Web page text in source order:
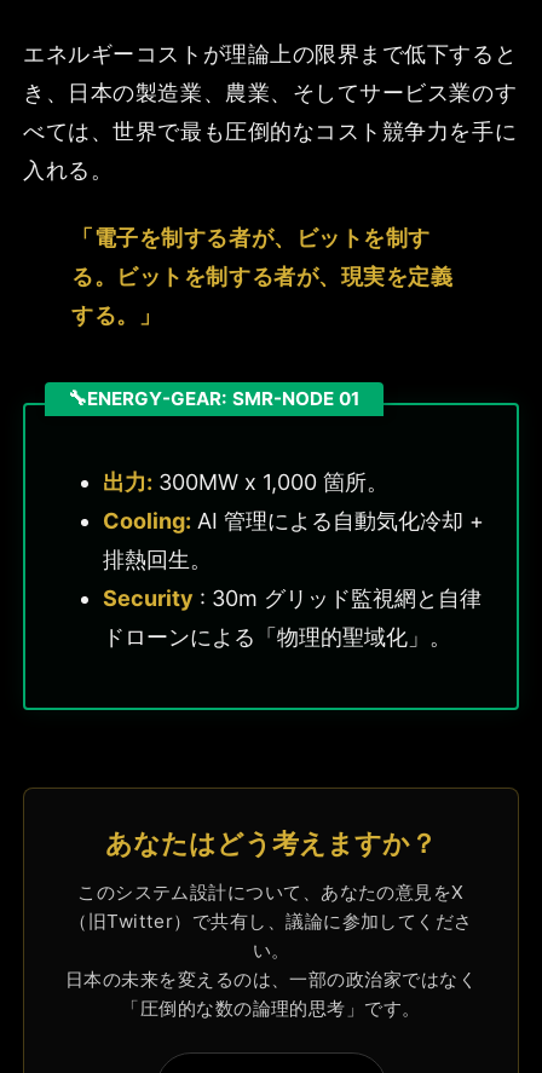
エネルギーコストが理論上の限界まで低下すると
き、日本の製造業、農業、そしてサービス業のす
べては、世界で最も圧倒的なコスト競争力を手に
入れる。
「電子を制する者が、ビットを制す
る。ビットを制する者が、現実を定義
する。」
ENERGY-GEAR: SMR-NODE 01
出力: 300MW x 1,000 箇所。
Cooling: AI 管理による自動気化冷却 +
排熱回生。
Security : 30m グリッド監視網と自律
ドローンによる「物理的聖域化」。
あなたはどう考えますか？
このシステム設計について、あなたの意見をX
（旧Twitter）で共有し、議論に参加してくださ
い。
日本の未来を変えるのは、一部の政治家ではなく
「圧倒的な数の論理的思考」です。